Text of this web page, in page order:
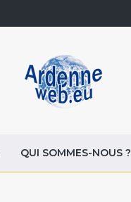
QUI SOMMES-NOUS ?